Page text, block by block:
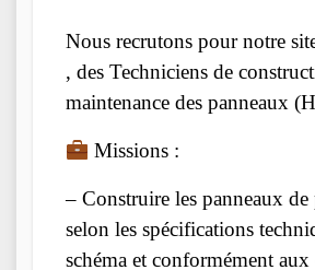
Nous recrutons pour notre
, des Techniciens de
maintenance des panneaux
Missions :
– Construire les panneaux
selon les spécifications
schéma et conformément aux